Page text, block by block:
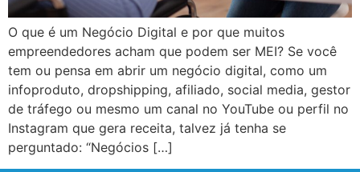
O que é um Negócio Digital e por que muitos
empreendedores acham que podem ser MEI? Se você
tem ou pensa em abrir um negócio digital, como um
infoproduto, dropshipping, afiliado, social media, gestor
de tráfego ou mesmo um canal no YouTube ou perfil no
Instagram que gera receita, talvez já tenha se
perguntado: “Negócios […]